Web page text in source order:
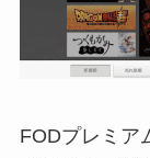
FODプレミア